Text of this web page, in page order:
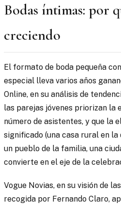
Bodas íntimas: por
creciendo
El formato de boda pequeña
especial lleva varios años
Online, en su análisis de
las parejas jóvenes priorizan la
número de asistentes, y que la
significado (una casa rural en la
un pueblo de la familia, una
convierte en el eje de la
Vogue Novias, en su visión de
recogida por Fernando Claro,